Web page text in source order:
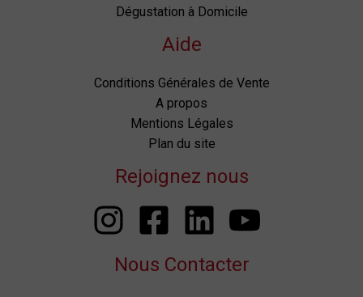
Dégustation à Domicile
Aide
Conditions Générales de Vente
A propos
Mentions Légales
Plan du site
Rejoignez nous
Nous Contacter